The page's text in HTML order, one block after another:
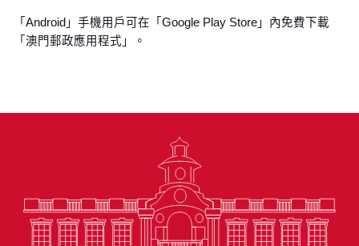
「Android」手機用戶可在「Google Play Store」內免費下載
「澳門郵政應用程式」。